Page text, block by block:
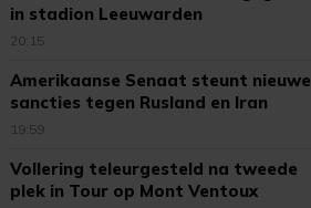
in stadion Leeuwarden
20:15
Amerikaanse Senaat steunt nieuwe
sancties tegen Rusland en Iran
19:59
Vollering teleurgesteld na tweede
plek in Tour op Mont Ventoux